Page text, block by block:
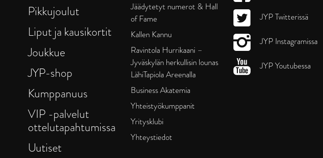
Pikkujoulut
Liput ja kausikortit
Joukkue
JYP-shop
Kumppanuus
VIP -palvelut
ottelutapahtumissa
Uutiset
Jäädytetyt numerot & Hall
of Fame
Kallen Kannu
Ravintola Hurrikaani –
Jyväskylän herkullisin lounas
LähiTapiola Areenalla
Business Akatemia
Yhteistyökumppanit
Yritysklubi
Yhteystiedot
JYP Twitterissä
JYP Instagramissa
JYP Youtubessa